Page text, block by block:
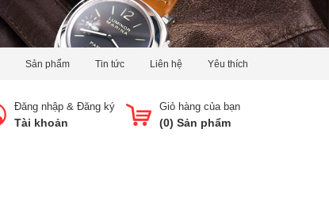
Sản phẩm Tin tức Liên hệ Yêu thích
Giỏ hàng của bạn
(0) Sản phẩm
Đăng nhập & Đăng ký
Tài khoản